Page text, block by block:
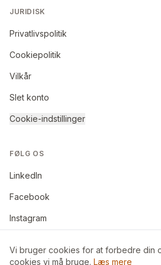
JURIDISK
Privatlivspolitik
Cookiepolitik
Vilkår
Slet konto
Cookie-indstillinger
FØLG OS
LinkedIn
Facebook
Instagram
Vi bruger cookies for at forbedre din
cookies vi må bruge. Læs mere